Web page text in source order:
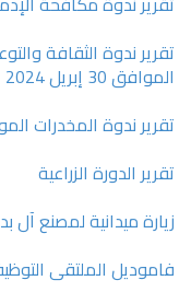
تقرير ندوة الثقافة
الموافق 30 إبريل 2024
تقرير ندوة المخدرات الموافق 20
تقرير الدورة الزراعية
زيارة ميدانية لمصنع آل
فاموديل الملتقى